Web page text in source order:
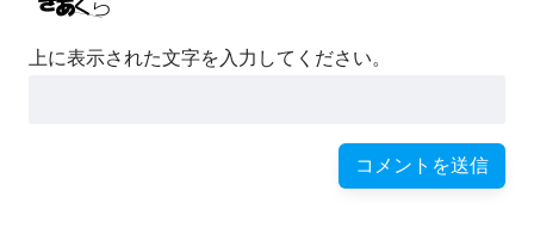
上に表示された文字を入力してください。